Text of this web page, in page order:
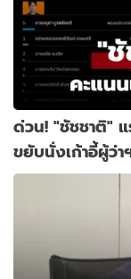
ด่วน! "ชัชชาติ"
ขยับนั่งเก้าอี้ผู้ว่